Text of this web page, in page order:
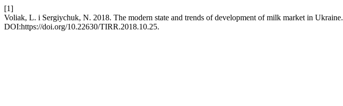
[1]
Voliak, L. i Sergiychuk, N. 2018. The modern state and trends of development of milk market in Ukraine.
DOI:https://doi.org/10.22630/TIRR.2018.10.25.